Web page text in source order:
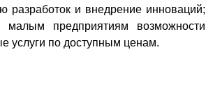
и внедрение инноваций;
предприятиям возможности
услуги по доступным ценам.